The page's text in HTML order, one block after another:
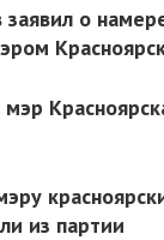
о
из партии